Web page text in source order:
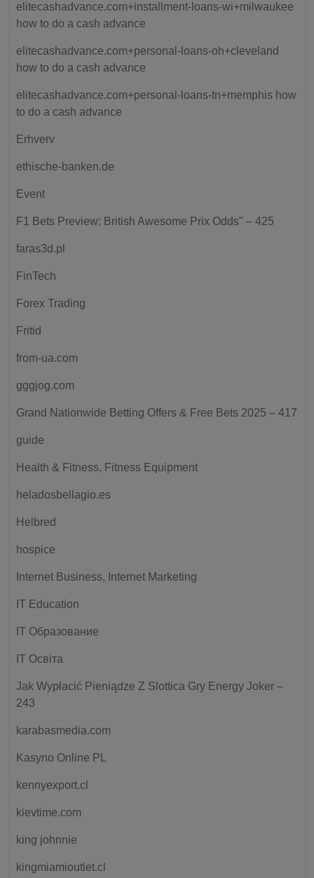
elitecashadvance.com+installment-loans-wi+milwaukee
how to do a cash advance
elitecashadvance.com+personal-loans-oh+cleveland
how to do a cash advance
elitecashadvance.com+personal-loans-tn+memphis how
to do a cash advance
Erhverv
ethische-banken.de
Event
F1 Bets Preview: British Awesome Prix Odds" – 425
faras3d.pl
FinTech
Forex Trading
Fritid
from-ua.com
gggjog.com
Grand Nationwide Betting Offers & Free Bets 2025 – 417
guide
Health & Fitness, Fitness Equipment
heladosbellagio.es
Helbred
hospice
Internet Business, Internet Marketing
IT Education
IT Образование
IT Освіта
Jak Wypłacić Pieniądze Z Slottica Gry Energy Joker –
243
karabasmedia.com
Kasyno Online PL
kennyexport.cl
kievtime.com
king johnnie
kingmiamioutlet.cl